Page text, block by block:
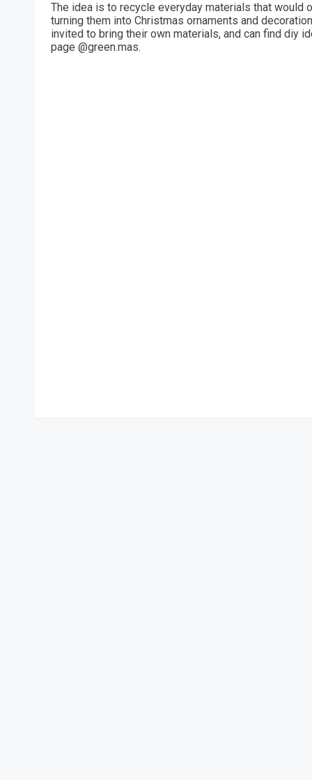
The idea is to recycle everyday materials that would
turning them into Christmas ornaments and
invited to bring their own materials, and can find diy
page @green.mas.